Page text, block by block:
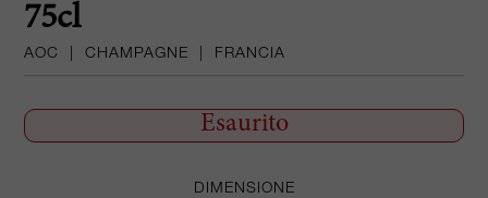
75cl
AOC CHAMPAGNE FRANCIA
Esaurito
DIMENSIONE